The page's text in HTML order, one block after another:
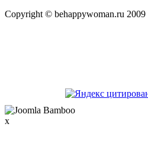
Copyright © behappywoman.ru 2009
x